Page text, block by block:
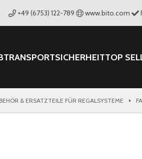
+49 (6753) 122-789 www.bito.com
TRANSPORTSICHERHEITTOP
& ERSATZTEILE FÜR REGALSYSTEME